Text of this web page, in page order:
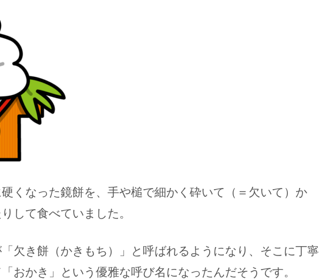
くなった鏡餅を、手や槌で細かく砕いて（＝欠いて）か
して食べていました。
欠き餅（かきもち）」と呼ばれるようになり、そこに丁寧
おかき」という優雅な呼び名になったんだそうです。